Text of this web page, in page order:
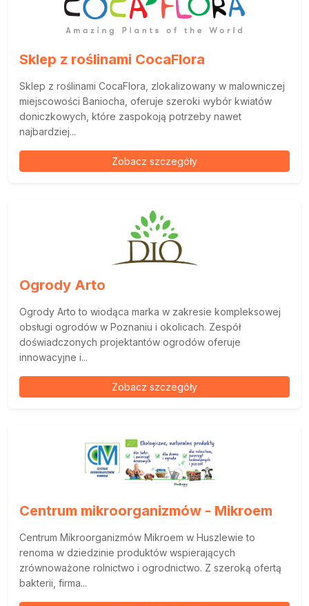
Sklep z roślinami CocaFlora
Sklep z roślinami CocaFlora, zlokalizowany w malowniczej
miejscowości Baniocha, oferuje szeroki wybór kwiatów
doniczkowych, które zaspokoją potrzeby nawet
najbardziej...
Zobacz szczegóły
Ogrody Arto
Ogrody Arto to wiodąca marka w zakresie kompleksowej
obsługi ogrodów w Poznaniu i okolicach. Zespół
doświadczonych projektantów ogrodów oferuje
innowacyjne i...
Zobacz szczegóły
Centrum mikroorganizmów - Mikroem
Centrum Mikroorganizmów Mikroem w Huszlewie to
renoma w dziedzinie produktów wspierających
zrównoważone rolnictwo i ogrodnictwo. Z szeroką ofertą
bakterii, firma...